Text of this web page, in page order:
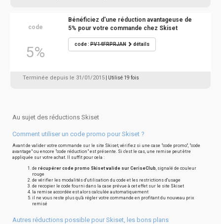
code
5%
Bénéficiez d'une réduction avantageuse de
5% pour votre commande chez Skiset
code :PV14FRPRJAN détails
Terminée depuis le 31/01/2015 | Utilisé 19 fois
Au sujet des réductions Skiset
Comment utiliser un code promo pour Skiset ?
Avant de valider votre commande sur le site Skiset, vérifiez si une case "code promo", "code
avantage" ou encore "code réduction" est présente. Si c'est le cas, une remise peut être
appliquée sur votre achat. Il suffit pour cela :
de récupérer code promo Skiset valide sur CeriseClub, signalé de couleur
rouge
de vérifier les modalités d'utilisation du code et les restrictions d'usage
de recopier le code fourni dans la case prévue à cet effet sur le site Skiset
la remise accordée est alors calculée automatiquement
il ne vous reste plus qu'à régler votre commande en profitant du nouveau prix
remisé
Autres réductions possible pour Skiset, les bons plans